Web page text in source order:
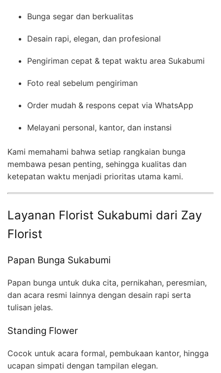
Bunga segar dan berkualitas
Desain rapi, elegan, dan profesional
Pengiriman cepat & tepat waktu area Sukabumi
Foto real sebelum pengiriman
Order mudah & respons cepat via WhatsApp
Melayani personal, kantor, dan instansi
Kami memahami bahwa setiap rangkaian bunga
membawa pesan penting, sehingga kualitas dan
ketepatan waktu menjadi prioritas utama kami.
Layanan Florist Sukabumi dari Zay
Florist
Papan Bunga Sukabumi
Papan bunga untuk duka cita, pernikahan, peresmian,
dan acara resmi lainnya dengan desain rapi serta
tulisan jelas.
Standing Flower
Cocok untuk acara formal, pembukaan kantor, hingga
ucapan simpati dengan tampilan elegan.